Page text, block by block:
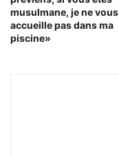
musulmane, je ne vous
accueille pas dans ma
piscine»